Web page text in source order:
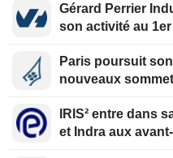
Gérard Perrier
son activité au
Paris poursuit
nouveaux
IRIS² entre dans
et Indra aux